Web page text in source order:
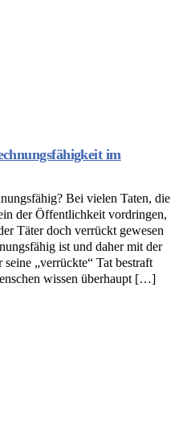
im
Bei vielen Taten, die
der Öffentlichkeit vordringen,
Täter doch verrückt gewesen
ist und daher mit der
„verrückte“ Tat bestraft
wissen überhaupt […]